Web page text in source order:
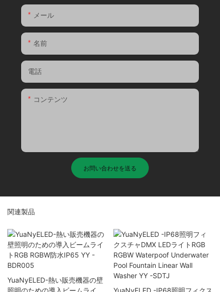
メール
名前
電話
コンテンツ
お問い合わせを送る
関連製品
YuaNyELED-熱い販売機器の壁
照明のための導入ビームライト
YuaNyELED -IP68照明フィクス